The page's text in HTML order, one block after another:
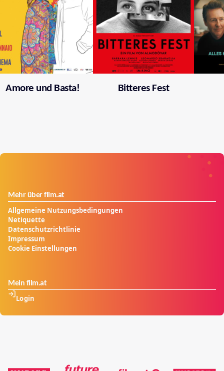
Amore und Basta! Bitteres Fest
Mehr über film.at
Allgemeine Nutzungsbedingungen
Netiquette
Datenschutzrichtlinie
Impressum
Cookie Einstellungen
Mein film.at
Login